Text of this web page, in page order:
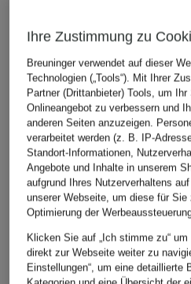
Ihre Zustimmung zu
Breuninger verwendet auf dieser
Technologien („Tools“). Mit Ihrer
Partner (Drittanbieter) Tools, um
Onlineangebot zu verbessern und
anderen Seiten anzuzeigen.
verarbeitet werden (z. B. IP-
Standort-Informationen,
Angebote und Inhalte in unserem
aufgrund Ihres Nutzerverhaltens
unserer Webseite, um diese für
Optimierung der
Klicken Sie auf „Ich stimme zu“
direkt zur Webseite weiter zu
Einstellungen“, um eine detaillierte